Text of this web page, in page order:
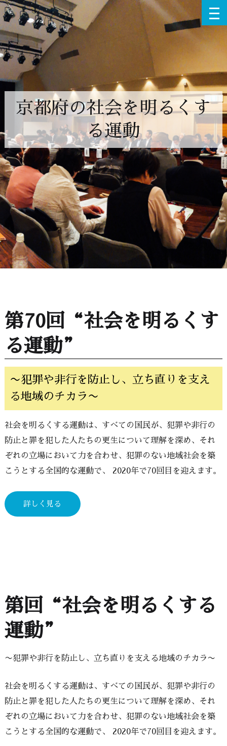
京都府の社会を明るくす
る運動
第70回“社会を明るくす
る運動”
〜犯罪や非行を防止し、立ち直りを支え
る地域のチカラ〜
社会を明るくする運動は、すべての国民が、犯罪や非行の
防止と罪を犯した人たちの更生について理解を深め、それ
ぞれの立場において力を合わせ、犯罪のない地域社会を築
こうとする全国的な運動で、 2020年で70回目を迎えます。
詳しく見る
第回“社会を明るくする
運動”
〜犯罪や非行を防止し、立ち直りを支える地域のチカラ〜
社会を明るくする運動は、すべての国民が、犯罪や非行の
防止と罪を犯した人たちの更生について理解を深め、それ
ぞれの立場において力を合わせ、犯罪のない地域社会を築
こうとする全国的な運動で、 2020年で70回目を迎えます。